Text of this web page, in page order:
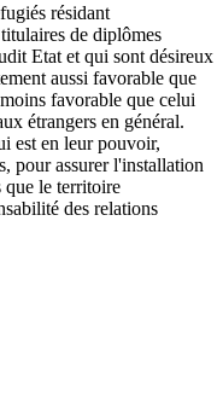
résidant
de diplômes
Etat et qui sont désireux
aussi favorable que
favorable que celui
étrangers en général.
est en leur pouvoir,
pour assurer l'installation
que le territoire
des relations